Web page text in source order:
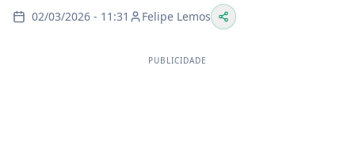
02/03/2026 - 11:31 Felipe Lemos
PUBLICIDADE